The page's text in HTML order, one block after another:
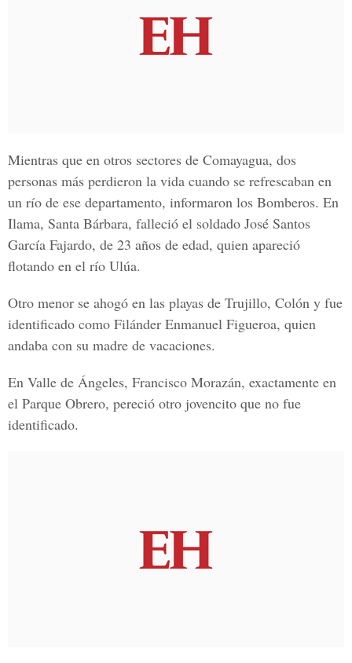
Mientras que en otros sectores de Comayagua, dos
personas más perdieron la vida cuando se refrescaban en
un río de ese departamento, informaron los Bomberos. En
Ilama, Santa Bárbara, falleció el soldado José Santos
García Fajardo, de 23 años de edad, quien apareció
flotando en el río Ulúa.
Otro menor se ahogó en las playas de Trujillo, Colón y fue
identificado como Filánder Enmanuel Figueroa, quien
andaba con su madre de vacaciones.
En Valle de Ángeles, Francisco Morazán, exactamente en
el Parque Obrero, pereció otro jovencito que no fue
identificado.